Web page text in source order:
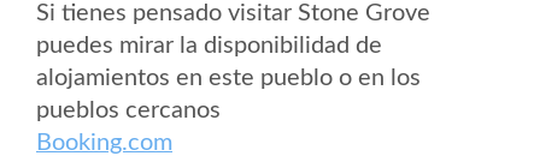
Si tienes pensado visitar Stone Grove
puedes mirar la disponibilidad de
alojamientos en este pueblo o en los
pueblos cercanos
Booking.com